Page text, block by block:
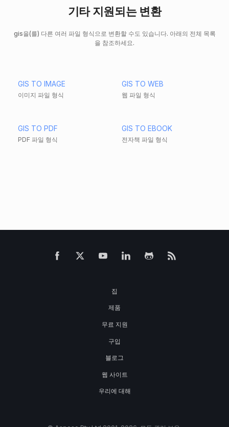
기타 지원되는 변환
gis을(를) 다른 여러 파일 형식으로 변환할 수도 있습니다. 아래의 전체 목록
을 참조하세요.
GIS TO IMAGE
이미지 파일 형식
GIS TO WEB
웹 파일 형식
GIS TO PDF
PDF 파일 형식
GIS TO EBOOK
전자책 파일 형식
집
제품
무료 지원
구입
블로그
웹 사이트
우리에 대해